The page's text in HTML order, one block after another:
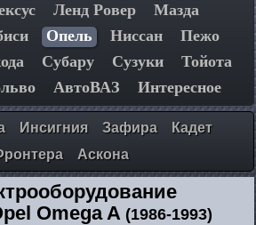
Ленд Ровер
Мазда
Опель Ниссан
Пежо
Субару Сузуки
Тойота
АвтоВАЗ Интересное
Инсигния Зафира
Кадет
Аскона
Omega A (1986-1993)